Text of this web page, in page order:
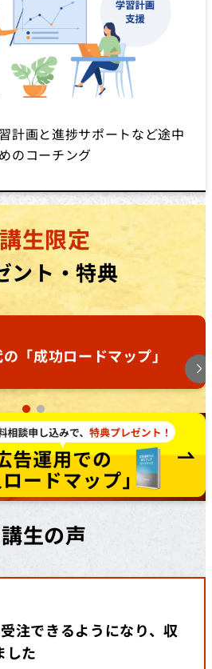
計画と進捗サポートなど途中
のコーチング
生限定
ント・特典
「成功ロードマップ」
生の声
注できるようになり、収
した